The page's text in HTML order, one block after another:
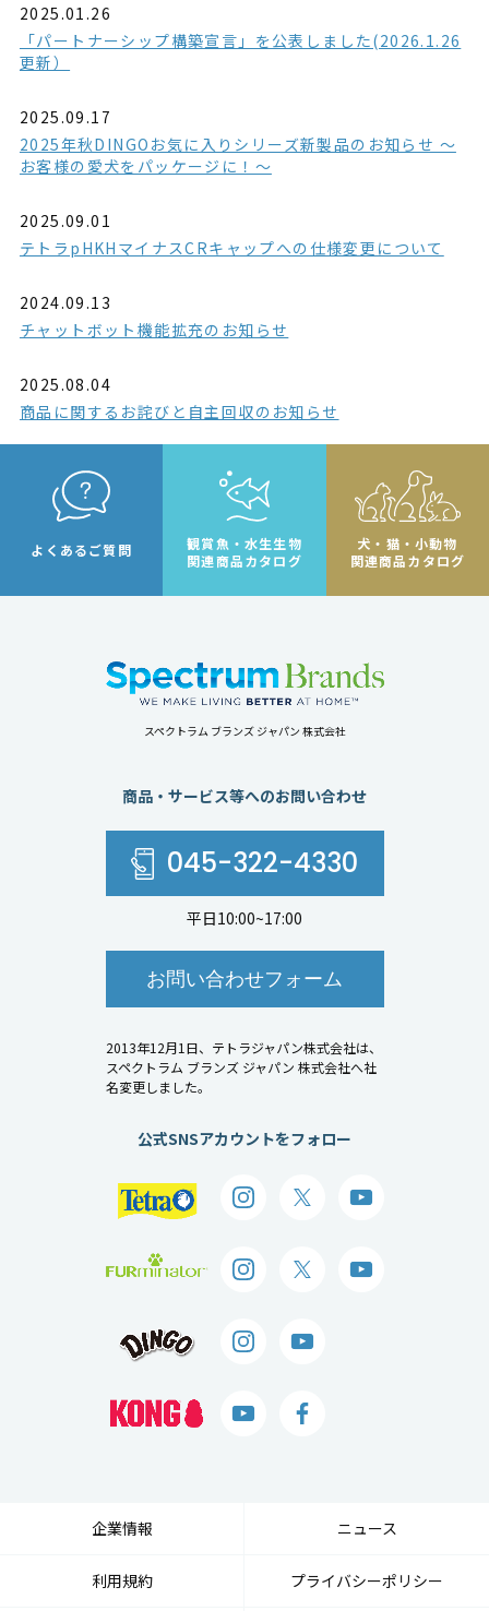
2025.01.26
「パートナーシップ構築宣言」を公表しました(2026.1.26
更新）
2025.09.17
2025年秋DINGOお気に入りシリーズ新製品のお知らせ ～
お客様の愛犬をパッケージに！～
2025.09.01
テトラpHKHマイナスCRキャップへの仕様変更について
2024.09.13
チャットボット機能拡充のお知らせ
2025.08.04
商品に関するお詫びと自主回収のお知らせ
よくあるご質問
観賞魚・水生生物
関連商品カタログ
犬・猫・小動物
関連商品カタログ
スペクトラム ブランズ ジャパン 株式会社
商品・サービス等へのお問い合わせ
045-322-4330
平日10:00~17:00
お問い合わせフォーム
2013年12月1日、テトラジャパン株式会社は、
スペクトラム ブランズ ジャパン 株式会社へ社
名変更しました。
公式SNSアカウントをフォロー
企業情報 ニュース
利用規約 プライバシーポリシー